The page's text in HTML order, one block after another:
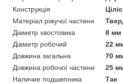
Конструкція
Матеріал ріжучої частини
Діаметр хвостовика
8 мм
Діаметр робочий
22
Довжина загальна
70
Довжина робочої частини
25
Наличие подшипника
Так